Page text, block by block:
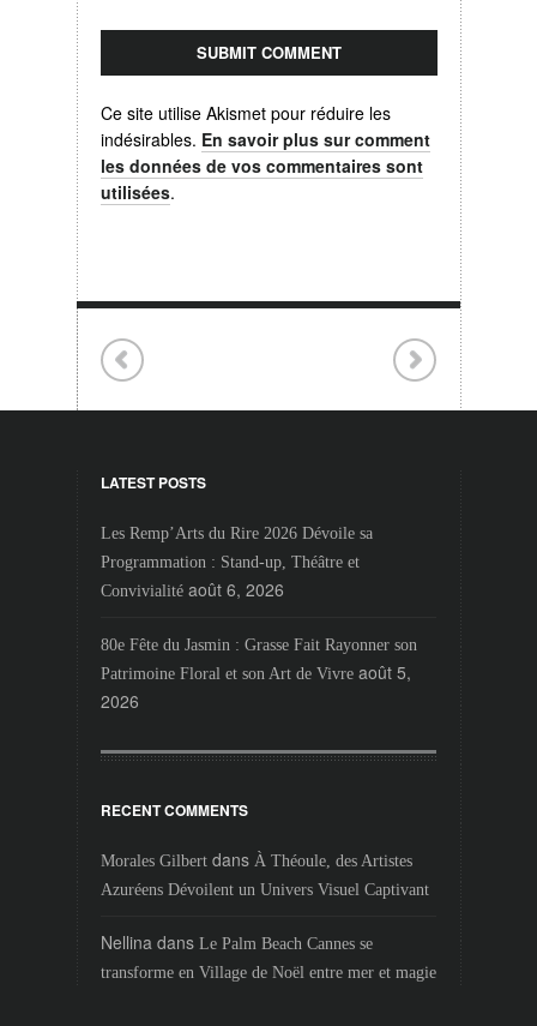
Ce site utilise Akismet pour réduire les
indésirables. En savoir plus sur comment
les données de vos commentaires sont
utilisées.
LATEST POSTS
Les Remp’Arts du Rire 2026 Dévoile sa
Programmation : Stand-up, Théâtre et
Convivialité août 6, 2026
80e Fête du Jasmin : Grasse Fait Rayonner son
Patrimoine Floral et son Art de Vivre août 5,
2026
RECENT COMMENTS
Morales Gilbertdans À Théoule, des Artistes
Azuréens Dévoilent un Univers Visuel Captivant
Nellina dans Le Palm Beach Cannes se
transforme en Village de Noël entre mer et magie